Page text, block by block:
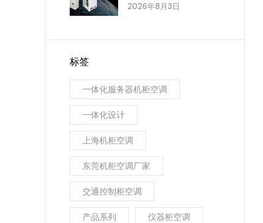
2026年8月3日
不到
标签
一体化服务器机柜空调
一体化设计
上海机柜空调
东莞机柜空调厂家
交通控制柜空调
产品系列 仪器柜空调